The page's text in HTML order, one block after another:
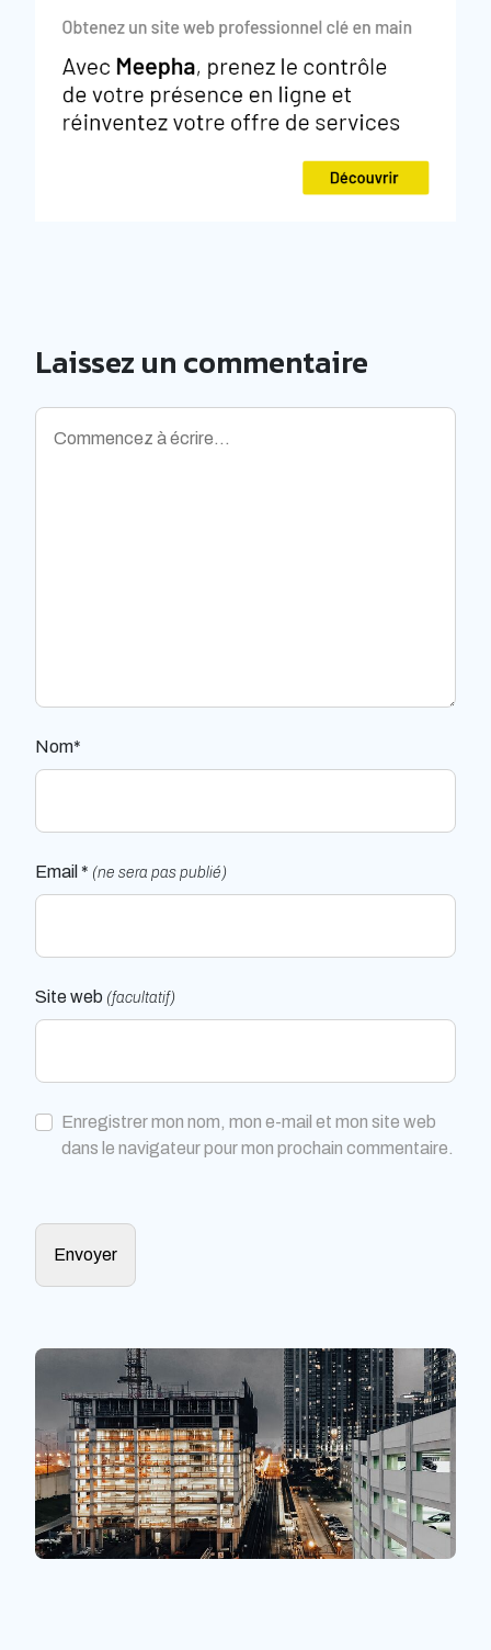
Laissez un commentaire
Nom*
Email * (ne sera pas publié)
Site web (facultatif)
Enregistrer mon nom, mon e-mail et mon site web
dans le navigateur pour mon prochain commentaire.